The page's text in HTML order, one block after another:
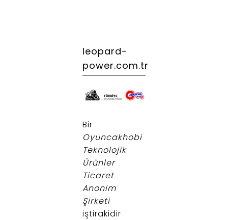
leopard-
power.com.tr
Bir
Oyuncakhobi
Teknolojik
Ürünler
Ticaret
Anonim
Şirketi
iştirakidir